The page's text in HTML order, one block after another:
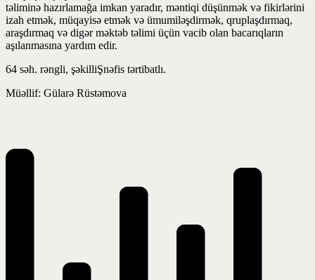
təliminə hazırlamağa imkan yaradır, məntiqi düşünmək və fikirlərini
izah etmək, müqayisə etmək və ümumiləşdirmək, qruplaşdırmaq,
araşdırmaq və digər məktəb təlimi üçün vacib olan bacarıqların
aşılanmasına yardım edir.
64 səh. rəngli, şəkilliŞnəfis tərtibatlı.
Müəllif: Gülarə Rüstəmova